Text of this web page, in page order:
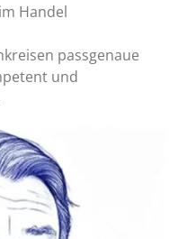
Handel
passgenaue
und